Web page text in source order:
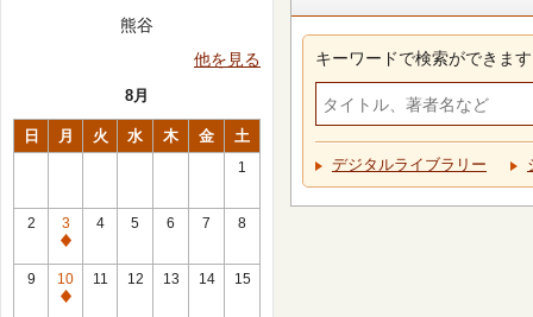
熊谷
他を見る
8月
日 月 火 水 木 金 土
1
2
3
休
館
日
4 5 6 7 8
9
10
休
11 12 13 14 15
キーワードで検索ができます
デジタルライブラリー